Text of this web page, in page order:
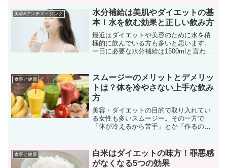
んか？それはもしかすると「秋バテ」か
もしれません。秋バテセル...
美容&アンチエイジング
水分補給は美肌やダイエットの基
本！水を飲む効果と正しい飲み方
最近はダイエットや美容のために水を積
極的に飲んでいる方も多いと思います。
一日に必要な水分補給は1500mlと言われ
えでも健康を維持するうえでも水分は大
切だということは皆...
食事と健康
スムージーのメリットとデメリッ
トは？体を冷やさない上手な飲み
方
美容・ダイエットの目的で取り入れてい
る女性も多いスムージー。その一方で
「体が冷えるから苦手」とか「作るのが
りますが、飲み方次第で上手に効果を実
感することができるんです。...
食事と健康
白米はダイエットの味方！罪悪感
がなくなる5つの効果